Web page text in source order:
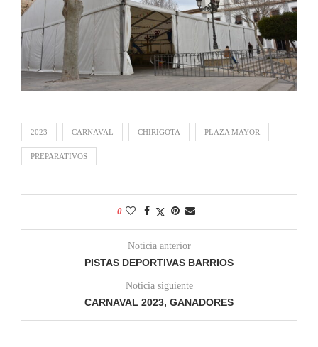
2023 CARNAVAL CHIRIGOTA PLAZA MAYOR
PREPARATIVOS
0
Noticia anterior
PISTAS DEPORTIVAS BARRIOS
Noticia siguiente
CARNAVAL 2023, GANADORES